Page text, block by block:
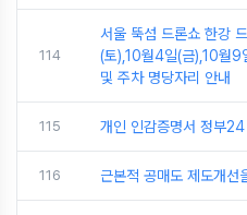
114
서울 뚝섬 드론쇼 한강
(토),10월4일(금),10월9
및 주차 명당자리 안내
115 개인 인감증명서 정부
116 근본적 공매도 제도개선